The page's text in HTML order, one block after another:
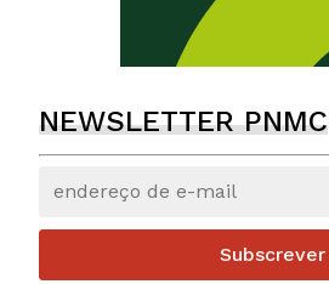
NEWSLETTER PNMC
Subscrever